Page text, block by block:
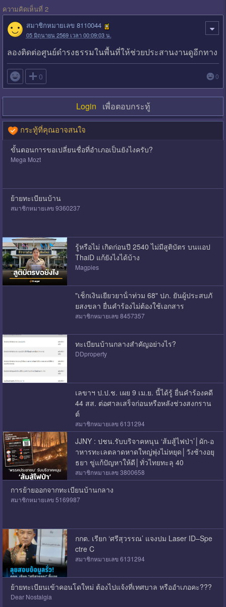
ความคิดเห็นที่ 2
สมาชิกหมายเลข 8110044
05 มิถุนายน 2569 เวลา 00:09:03 น.
ลองติดต่อศูนย์ดำรงธรรมในพื้นที่ให้ช่วยประสานงานดูอีกทาง
 0 0
Login เพื่อตอบกระทู้
กระทู้ที่คุณอาจสนใจ
ขั้นตอนการขอเปลี่ยนชื่อที่อำเภอเป็นยังไงครับ?
Mega Mozt
ย้ายทะเบียนบ้าน
สมาชิกหมายเลข 9360237
รู้หรือไม่ เกิดก่อนปี 2540 ไม่มีสูติบัตร บนแอป
ThaiD แก้ยังไงได้บ้าง
Magpies
"เช็กเงินเยียวยาน้ําท่วม 68" ปภ. ยันผู้ประสบภั
ยสงขลา ยื่นคำร้องไม่ต้องใช้เอกสาร
สมาชิกหมายเลข 8457357
ทะเบียนบ้านกลางสำคัญอย่างไร?
DDproperty
เลขาฯ ป.ป.ช. เผย 9 เม.ย. นี้ได้รู้ ยื่นคำร้องคดี
44 สส. ต่อศาลเสร็จก่อนหรือหลังช่วงสงกราน
ต์
สมาชิกหมายเลข 6131294
JJNY : ปชน.รับบริจาคหนุน ‘ส้มสู้ไฟป่า’│ผัก-อ
าหารทะเลตลาดหาดใหญ่พุ่งไม่หยุด│วังช้างอยุ
ธยา ขู่แก้ปัญหาให้ดี│ทั่วไทยทะลุ 40
สมาชิกหมายเลข 3800658
การย้ายออกจากทะเบียนบ้านกลาง
สมาชิกหมายเลข 5169987
กกต. เรียก ‘ศรีสุวรรณ’ แจงปม Laser ID–Spe
ctre C
สมาชิกหมายเลข 6131294
ย้ายทะเบียนเข้าคอนโดใหม่ ต้องไปแจ้งที่เทศบาล หรืออำเภอคะ???
Dear Nostalgia